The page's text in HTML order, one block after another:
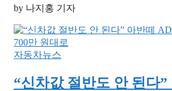
by 나지홍 기자
자동차뉴스
“신차값 절반도 안 된다